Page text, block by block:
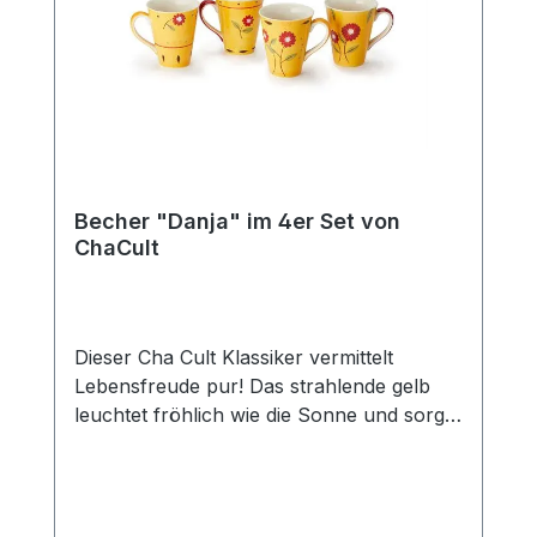
passenden Kanne (Art.-Nr. 80364) und
erhalten Sie so das perfekte Set für den
gedeckten Tisch und eine gemütliche Tea
Becher "Danja" im 4er Set von
ChaCult
Dieser Cha Cult Klassiker vermittelt
Lebensfreude pur! Das strahlende gelb
leuchtet fröhlich wie die Sonne und sorgt